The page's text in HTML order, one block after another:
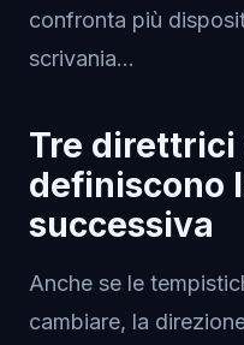
confronta più
scrivania...
Tre
definiscono
successiva
Anche se le
cambiare, la